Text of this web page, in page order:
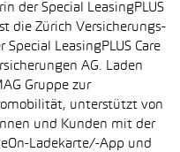
der Special LeasingPLUS
die Zürich Versicherungs-
LeasingPLUS Care
AG. Laden
Gruppe zur
unterstützt von
und Kunden mit der
Ladekarte/-App und